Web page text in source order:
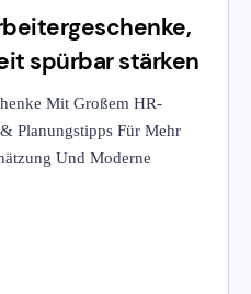
spürbar stärken
Mit Großem HR-
Planungstipps Für Mehr
Und Moderne